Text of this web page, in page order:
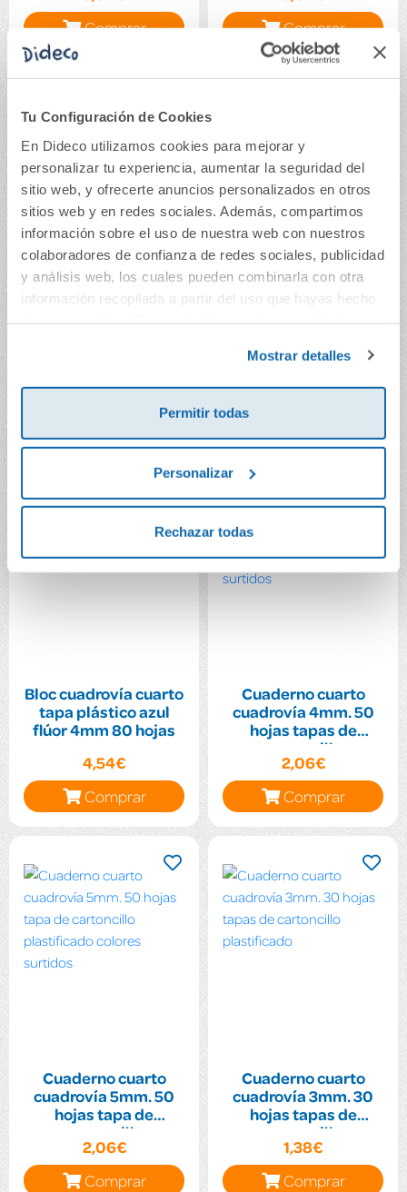
Tu Configuración de Cookies
En Dideco utilizamos cookies para mejorar y
personalizar tu experiencia, aumentar la seguridad del
sitio web, y ofrecerte anuncios personalizados en otros
sitios web y en redes sociales. Además, compartimos
información sobre el uso de nuestra web con nuestros
colaboradores de confianza de redes sociales, publicidad
y análisis web, los cuales pueden combinarla con otra
información recopilada a partir del uso que hayas hecho
Mostrar detalles
Permitir todas
Personalizar
Rechazar todas
Comprar
Comprar
5mm. 80 hojas tapa
cuarto cuadrovía
3mm. 80 hojas tapa
de polipropileno
colores flúor surtidos
Bloc cuadrovía cuarto
tapa plástico azul
flúor 4mm 80 hojas
4,54€
Comprar
Cuaderno cuarto
cuadrovía 4mm. 50
hojas tapas de
cartoncillo
plastificado colores
surtidos
2,06€
Comprar
Cuaderno cuarto
cuadrovía 5mm. 50
hojas tapa de
cartoncillo
plastificado colores
surtidos
2,06€
Comprar
Cuaderno cuarto
cuadrovía 3mm. 30
hojas tapas de
cartoncillo
plastificado
1,38€
Comprar